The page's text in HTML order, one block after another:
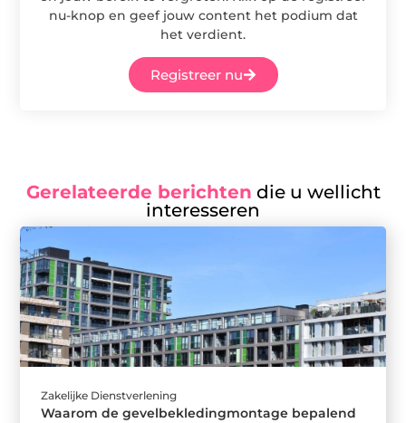
nu-knop en geef jouw content het podium dat
het verdient.
Registreer nu
Gerelateerde berichten die u wellicht
interesseren
Zakelijke Dienstverlening
Waarom de gevelbekledingmontage bepalend